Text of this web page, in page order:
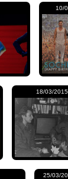
10/
18/03/2015
25/03/